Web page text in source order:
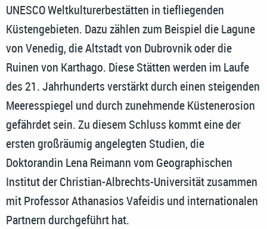
UNESCO Weltkulturerbestätten in tiefliegenden
Küstengebieten. Dazu zählen zum Beispiel die Lagune
von Venedig, die Altstadt von Dubrovnik oder die
Ruinen von Karthago. Diese Stätten werden im Laufe
des 21. Jahrhunderts verstärkt durch einen steigenden
Meeresspiegel und durch zunehmende Küstenerosion
gefährdet sein. Zu diesem Schluss kommt eine der
ersten großräumig angelegten Studien, die
Doktorandin Lena Reimann vom Geographischen
Institut der Christian-Albrechts-Universität zusammen
mit Professor Athanasios Vafeidis und internationalen
Partnern durchgeführt hat.